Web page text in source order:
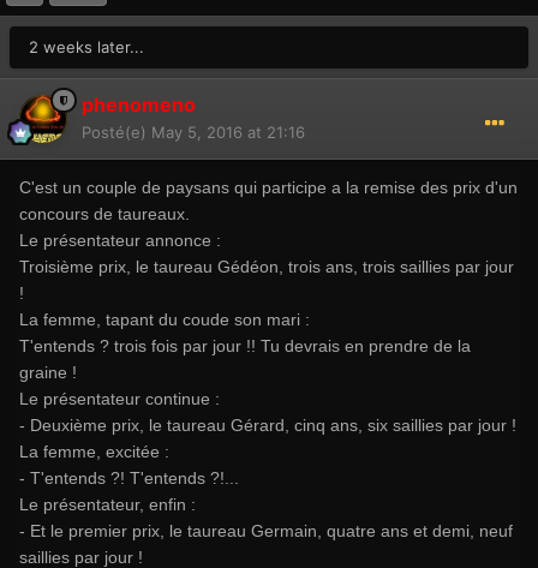
2 weeks later...
phenomeno
Posté(e) May 5, 2016 at 21:16
C'est un couple de paysans qui participe a la remise des prix d'un
concours de taureaux.
Le présentateur annonce :
Troisième prix, le taureau Gédéon, trois ans, trois saillies par jour
!
La femme, tapant du coude son mari :
T'entends ? trois fois par jour !! Tu devrais en prendre de la
graine !
Le présentateur continue :
- Deuxième prix, le taureau Gérard, cinq ans, six saillies par jour !
La femme, excitée :
- T'entends ?! T'entends ?!...
Le présentateur, enfin :
- Et le premier prix, le taureau Germain, quatre ans et demi, neuf
saillies par jour !